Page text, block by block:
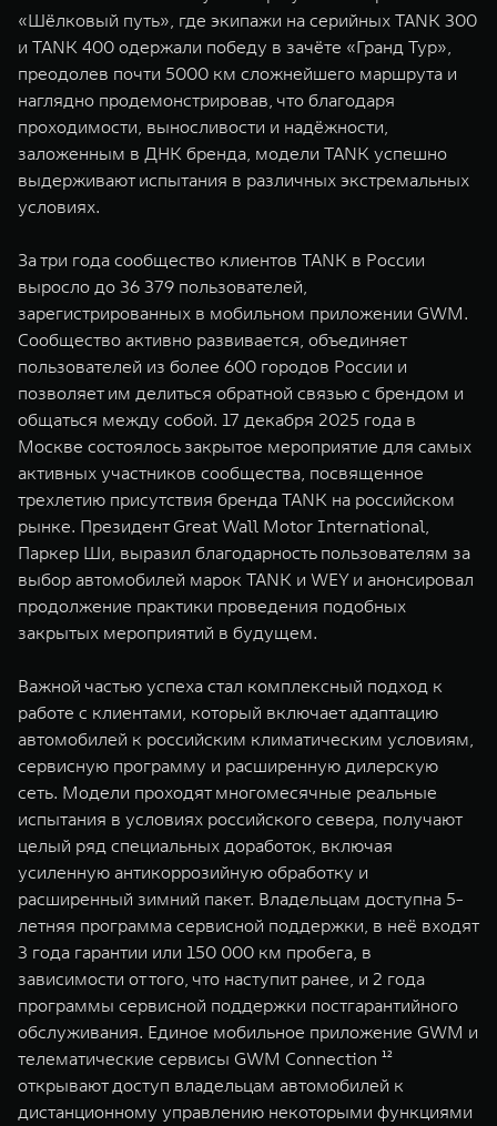
«Шёлковый путь», где экипажи на серийных TANK 300
и TANK 400 одержали победу в зачёте «Гранд Тур»,
преодолев почти 5000 км сложнейшего маршрута и
наглядно продемонстрировав, что благодаря
проходимости, выносливости и надёжности,
заложенным в ДНК бренда, модели TANK успешно
выдерживают испытания в различных экстремальных
условиях.
За три года сообщество клиентов TANK в России
выросло до 36 379 пользователей,
зарегистрированных в мобильном приложении GWM.
Сообщество активно развивается, объединяет
пользователей из более 600 городов России и
позволяет им делиться обратной связью с брендом и
общаться между собой. 17 декабря 2025 года в
Москве состоялось закрытое мероприятие для самых
активных участников сообщества, посвященное
трехлетию присутствия бренда TANK на российском
рынке. Президент Great Wall Motor International,
Паркер Ши, выразил благодарность пользователям за
выбор автомобилей марок TANK и WEY и анонсировал
продолжение практики проведения подобных
закрытых мероприятий в будущем.
Важной частью успеха стал комплексный подход к
работе с клиентами, который включает адаптацию
автомобилей к российским климатическим условиям,
сервисную программу и расширенную дилерскую
сеть. Модели проходят многомесячные реальные
испытания в условиях российского севера, получают
целый ряд специальных доработок, включая
усиленную антикоррозийную обработку и
расширенный зимний пакет. Владельцам доступна 5-
летняя программа сервисной поддержки, в неё входят
3 года гарантии или 150 000 км пробега, в
зависимости от того, что наступит ранее, и 2 года
программы сервисной поддержки постгарантийного
обслуживания. Единое мобильное приложение GWM и
телематические сервисы GWM Connection ¹²
открывают доступ владельцам автомобилей к
дистанционному управлению некоторыми функциями